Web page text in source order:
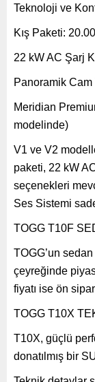
Teknoloji ve
Kış Paketi:
22 kW AC Şarj
Panoramik
Meridian
modelinde)
V1 ve V2
paketi, 22 kW
seçenekleri
Ses Sistemi
TOGG T10F
TOGG’un
çeyreğinde
fiyatı ise ön
TOGG T10X
T10X, güçlü
donatılmış bir